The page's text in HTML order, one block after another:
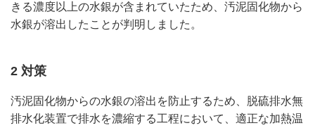
きる濃度以上の水銀が含まれていたため、汚泥固化物から
水銀が溶出したことが判明しました。
2 対策
汚泥固化物からの水銀の溶出を防止するため、脱硫排水無
排水化装置で排水を濃縮する工程において、適正な加熱温